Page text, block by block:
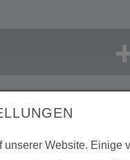
unserer Website. Einige